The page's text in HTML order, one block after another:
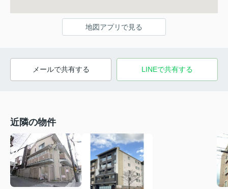
地図アプリで見る
メールで共有する LINEで共有する
近隣の物件